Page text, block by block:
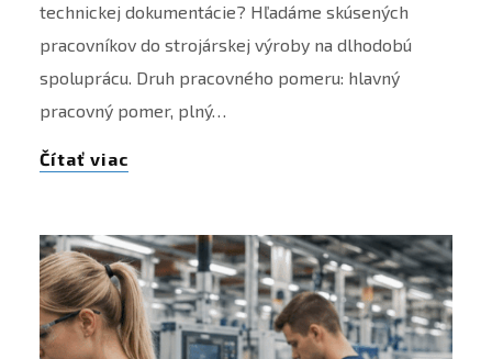
technickej dokumentácie? Hľadáme skúsených
pracovníkov do strojárskej výroby na dlhodobú
spoluprácu. Druh pracovného pomeru: hlavný
pracovný pomer, plný…
Čítať viac